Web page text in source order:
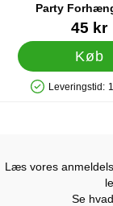
Party
Varenr 3313745 kr
Køb
Leveringstid:
Læs vores
Se